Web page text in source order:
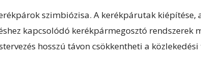
szimbiózisa. A kerékpárutak kiépítése,
kapcsolódó kerékpármegosztó rendszerek
hosszú távon csökkentheti a